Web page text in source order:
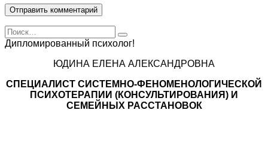
Search
for:
Дипломированный психолог!
ЮДИНА ЕЛЕНА АЛЕКСАНДРОВНА
СПЕЦИАЛИСТ CИСТЕМНО-ФЕНОМЕНОЛОГИЧЕСКОЙ
ПСИХОТЕРАПИИ (КОНСУЛЬТИРОВАНИЯ) И
СЕМЕЙНЫХ РАССТАНОВОК